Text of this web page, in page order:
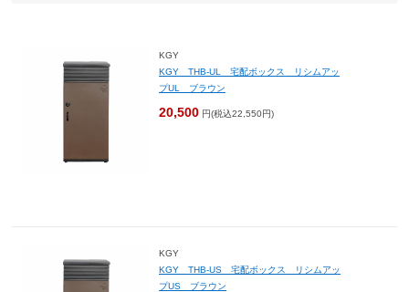
KGY
KGY THB-UL 宅配ボックス リシムアッ
プUL ブラウン
20,500 円(税込22,550円)
KGY
KGY THB-US 宅配ボックス リシムアッ
プUS ブラウン